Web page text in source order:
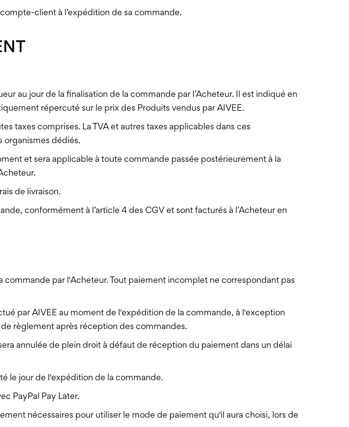
client à l’expédition de sa commande.
au jour de la finalisation de la commande par l’Acheteur. Il est indiqué en
répercuté sur le prix des Produits vendus par AIVEE.
taxes comprises. La TVA et autres taxes applicables dans ces
organismes dédiés.
et sera applicable à toute commande passée postérieurement à la
de livraison.
conformément à l’article 4 des CGV et sont facturés à l’Acheteur en
par l'Acheteur. Tout paiement incomplet ne correspondant pas
par AIVEE au moment de l'expédition de la commande, à l'exception
règlement après réception des commandes.
annulée de plein droit à défaut de réception du paiement dans un délai
le jour de l'expédition de la commande.
PayPal Pay Later.
nécessaires pour utiliser le mode de paiement qu'il aura choisi, lors de